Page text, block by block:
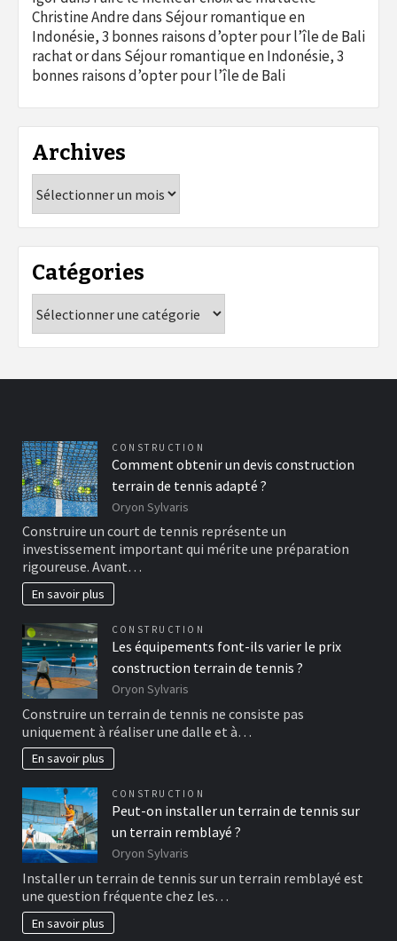
Christine Andredans Séjour romantique en
Indonésie, 3 bonnes raisons d’opter pour l’île de Bali
rachat ordans Séjour romantique en Indonésie, 3
bonnes raisons d’opter pour l’île de Bali
Archives
Catégories
CONSTRUCTION
Comment obtenir un devis construction
terrain de tennis adapté ?
Oryon Sylvaris
Construire un court de tennis représente un
investissement important qui mérite une préparation
rigoureuse. Avant…
En savoir plus
CONSTRUCTION
Les équipements font-ils varier le prix
construction terrain de tennis ?
Oryon Sylvaris
Construire un terrain de tennis ne consiste pas
uniquement à réaliser une dalle et à…
En savoir plus
CONSTRUCTION
Peut-on installer un terrain de tennis sur
un terrain remblayé ?
Oryon Sylvaris
Installer un terrain de tennis sur un terrain remblayé est
une question fréquente chez les…
En savoir plus